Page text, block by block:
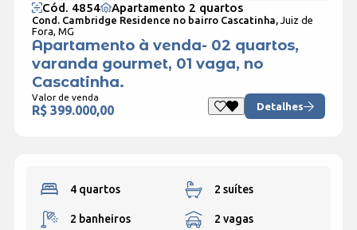
Cód. 4854 Apartamento 2 quartos
Cond. Cambridge Residence no bairro Cascatinha, Juiz de
Fora, MG
Apartamento à venda- 02 quartos,
varanda gourmet, 01 vaga, no
Cascatinha.
Valor de venda
R$ 399.000,00 Detalhes
4 quartos 2 suítes
2 banheiros 2 vagas